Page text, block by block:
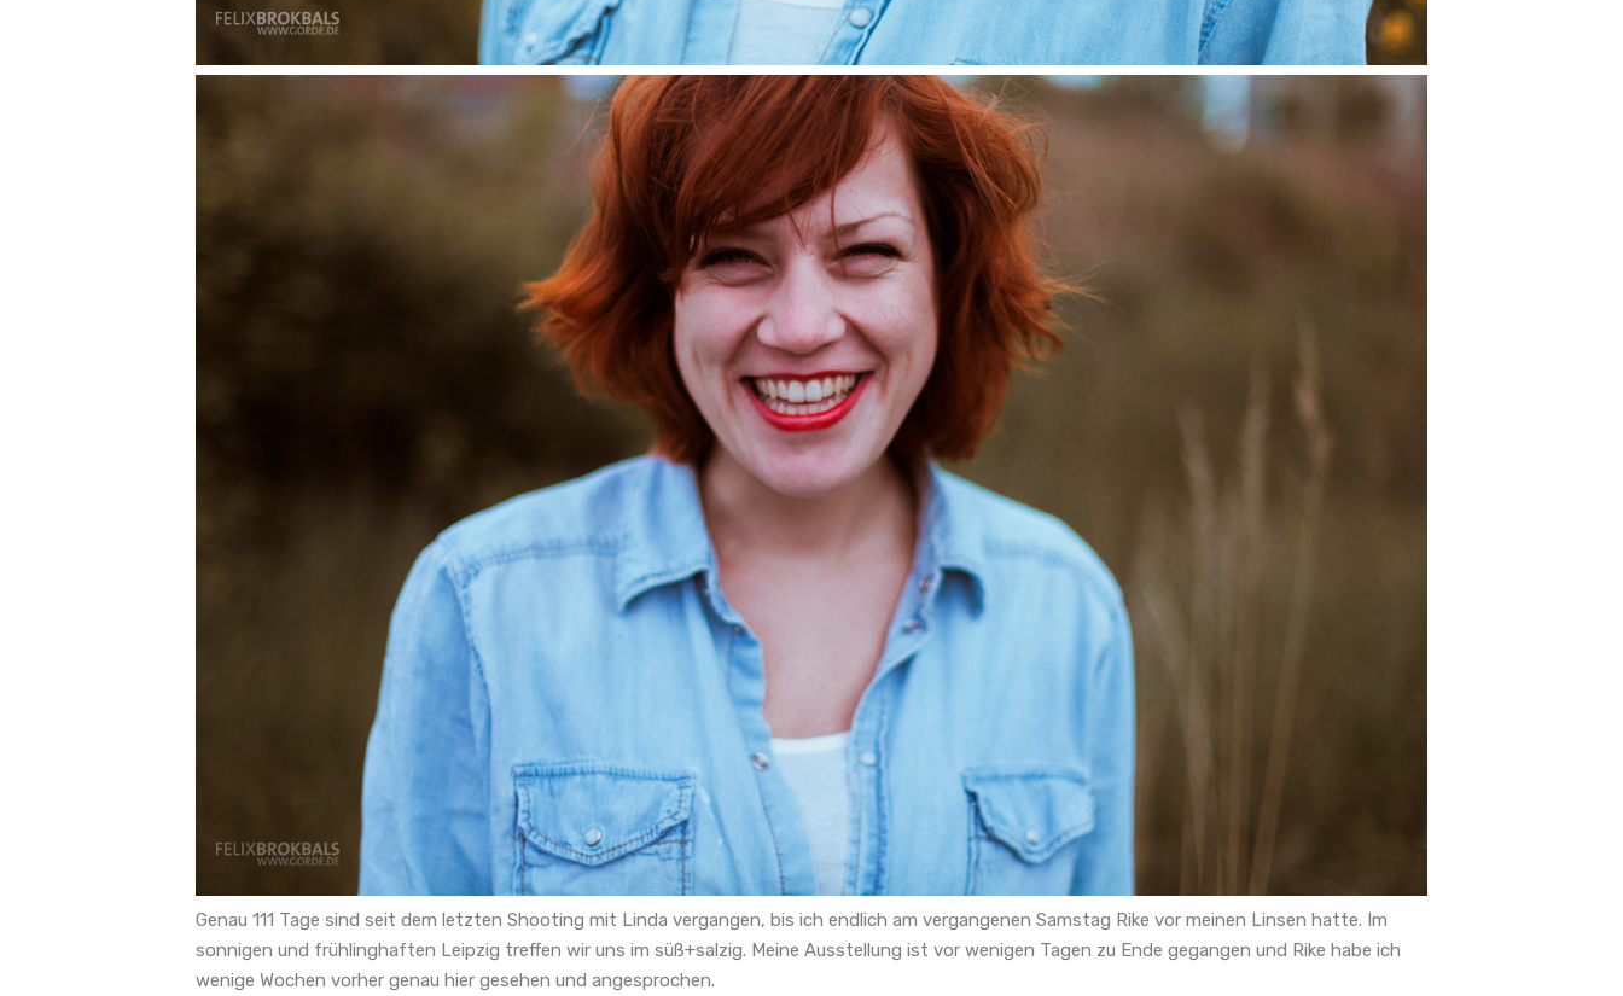
Genau 111 Tage sind seit dem letzten Shooting mit Linda vergangen, bis ich endlich am vergangenen Samstag Rike vor meinen Linsen hatte. Im
sonnigen und frühlinghaften Leipzig treffen wir uns im süß+salzig. Meine Ausstellung ist vor wenigen Tagen zu Ende gegangen und Rike habe ich
wenige Wochen vorher genau hier gesehen und angesprochen.